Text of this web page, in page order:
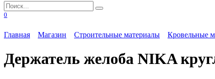
Search
for:
0
Главная Магазин Строительные материалы Кровельные
Держатель желоба NIKA